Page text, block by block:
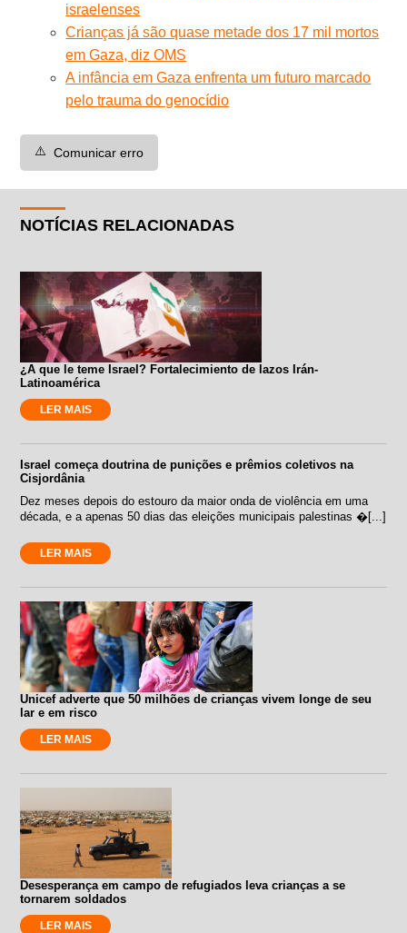
israelenses
Crianças já são quase metade dos 17 mil mortos
em Gaza, diz OMS
A infância em Gaza enfrenta um futuro marcado
pelo trauma do genocídio
⚠️ Comunicar erro
NOTÍCIAS RELACIONADAS
¿A que le teme Israel? Fortalecimiento de lazos Irán-
Latinoamérica
LER MAIS
Israel começa doutrina de punições e prêmios coletivos na
Cisjordânia
Dez meses depois do estouro da maior onda de violência em uma
década, e a apenas 50 dias das eleições municipais palestinas �[...]
LER MAIS
Unicef adverte que 50 milhões de crianças vivem longe de seu
lar e em risco
LER MAIS
Desesperança em campo de refugiados leva crianças a se
tornarem soldados
LER MAIS